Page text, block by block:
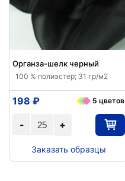
Органза-шелк черный
100 % полиэстер; 31 гр/м2
+
-
198 ₽ 5 цветов
Заказать образцы